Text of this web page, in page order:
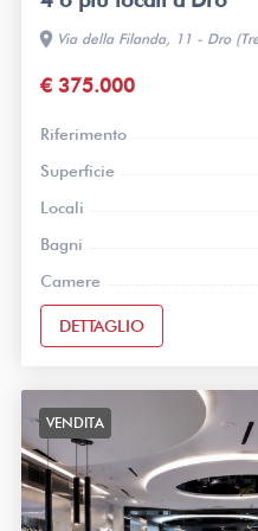
location_on Via della Filanda, 11 - Dro
€ 375.000
Riferimento
Superficie
Locali
Bagni
Camere
DETTAGLIO
VENDITA